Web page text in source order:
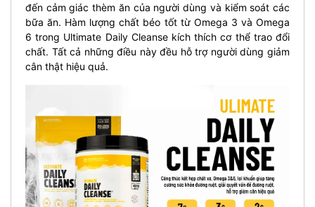
đến cảm giác thèm ăn của người dùng và kiểm soát các
bữa ăn. Hàm lượng chất béo tốt từ Omega 3 và Omega
6 trong Ultimate Daily Cleanse kích thích cơ thể trao đổi
chất. Tất cả những điều này đều hỗ trợ người dùng giảm
cân thật hiệu quả.